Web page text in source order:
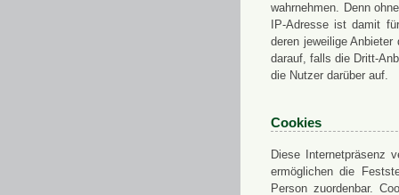
wahrnehmen. Denn
IP-Adresse ist damit
deren jeweilige
darauf, falls die Dritt-
die Nutzer darüber auf.
Cookies
Diese Internetpräsenz
ermöglichen die
Person zuordenbar.